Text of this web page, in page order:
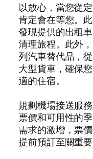
以放心，當您從
肯定會在等您。
發現提供的出租
清理旅程。此外
列汽車替代品，
大型貨車，確保
適的住宿。
規劃機場接送服
票價和可用性的
需求的激增，票
提前預訂至關重要